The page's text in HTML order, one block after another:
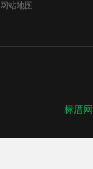
网站地图
标厝网